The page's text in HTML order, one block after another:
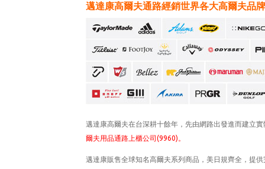
邁達康高爾夫通路經銷世界各大高爾夫品
邁達康高爾夫在台深耕十餘年，先由網路出發進而建立
爾夫用品通路上櫃公司(9960)。
邁達康販售全球知名高爾夫系列商品，美日規齊全，提